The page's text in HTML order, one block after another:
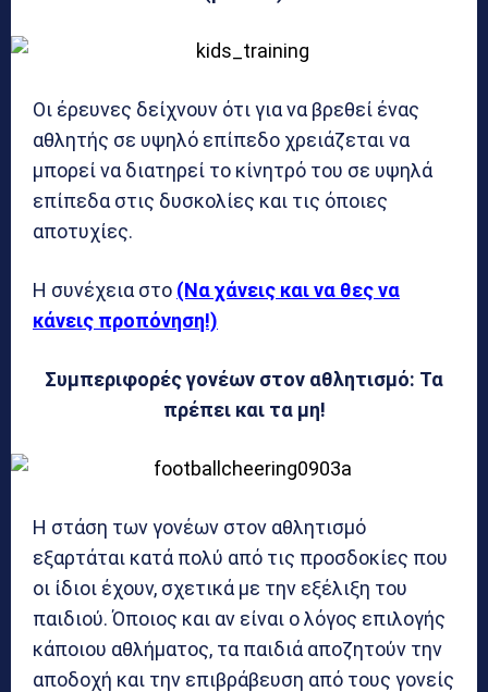
Οι έρευνες δείχνουν ότι για να βρεθεί ένας
αθλητής σε υψηλό επίπεδο χρειάζεται να
μπορεί να διατηρεί το κίνητρό του σε υψηλά
επίπεδα στις δυσκολίες και τις όποιες
αποτυχίες.
Η συνέχεια στο (Να χάνεις και να θες να
κάνεις προπόνηση!)
Συμπεριφορές γονέων στον αθλητισμό: Τα
πρέπει και τα μη!
Η στάση των γονέων στον αθλητισμό
εξαρτάται κατά πολύ από τις προσδοκίες που
οι ίδιοι έχουν, σχετικά με την εξέλιξη του
παιδιού. Όποιος και αν είναι ο λόγος επιλογής
κάποιου αθλήματος, τα παιδιά αποζητούν την
αποδοχή και την επιβράβευση από τους γονείς